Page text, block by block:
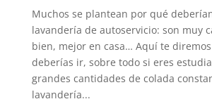
Muchos se plantean por qué
lavandería de autoservicio: son muy
bien, mejor en casa… Aquí te
deberías ir, sobre todo si eres
grandes cantidades de colada
lavandería...